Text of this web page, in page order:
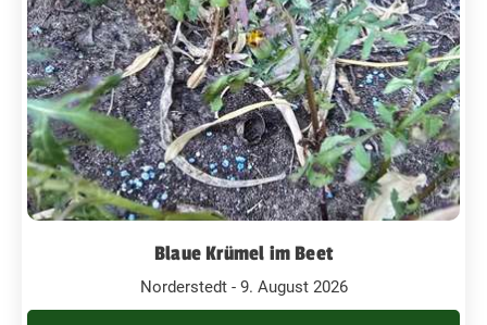
Blaue Krümel im Beet
Norderstedt - 9. August 2026